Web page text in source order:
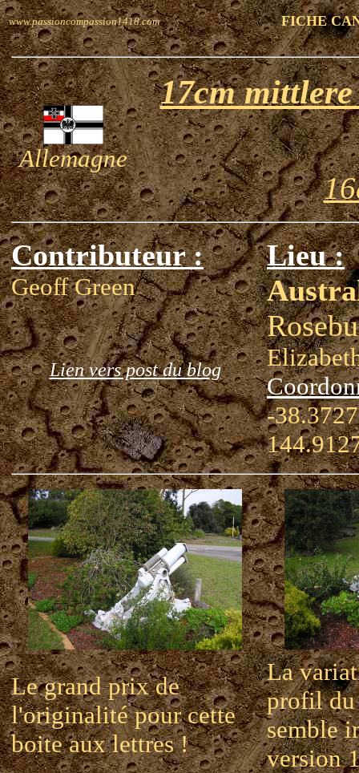
www.passioncompassion1418.com FICHE
Allemagne
17cm
Contributeur :
Geoff Green
Lien vers post du blog
Lieu :
-
Le grand prix de
l'originalité pour cette
boite aux lettres !
La
profil du
semble
version